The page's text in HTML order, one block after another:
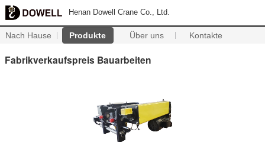
Henan Dowell Crane Co., Ltd.
Nach Hause Produkte Über uns Kontakte
Fabrikverkaufspreis Bauarbeiten